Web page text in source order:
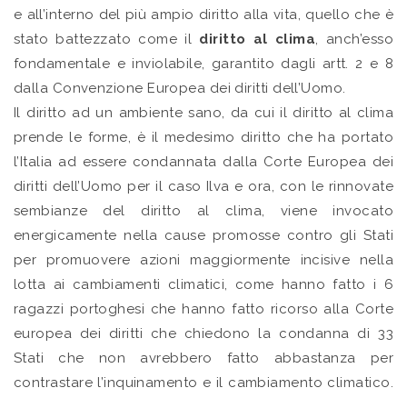
e all’interno del più ampio diritto alla vita, quello che è
stato battezzato come il diritto al clima, anch’esso
fondamentale e inviolabile, garantito dagli artt. 2 e 8
dalla Convenzione Europea dei diritti dell’Uomo.
Il diritto ad un ambiente sano, da cui il diritto al clima
prende le forme, è il medesimo diritto che ha portato
l’Italia ad essere condannata dalla Corte Europea dei
diritti dell’Uomo per il caso Ilva e ora, con le rinnovate
sembianze del diritto al clima, viene invocato
energicamente nella cause promosse contro gli Stati
per promuovere azioni maggiormente incisive nella
lotta ai cambiamenti climatici, come hanno fatto i 6
ragazzi portoghesi che hanno fatto ricorso alla Corte
europea dei diritti che chiedono la condanna di 33
Stati che non avrebbero fatto abbastanza per
contrastare l’inquinamento e il cambiamento climatico.